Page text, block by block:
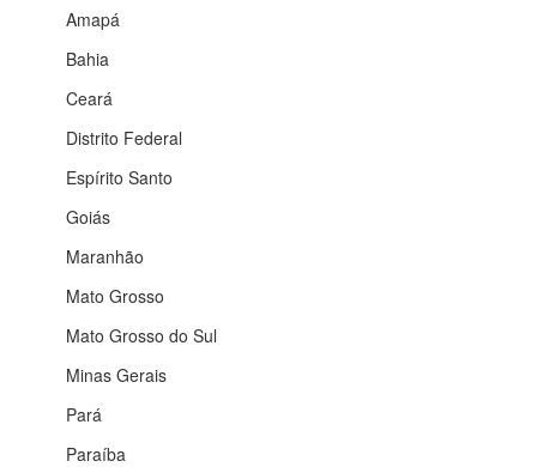
Amapá
Bahia
Ceará
Distrito Federal
Espírito Santo
Goiás
Maranhão
Mato Grosso
Mato Grosso do Sul
Minas Gerais
Pará
Paraíba